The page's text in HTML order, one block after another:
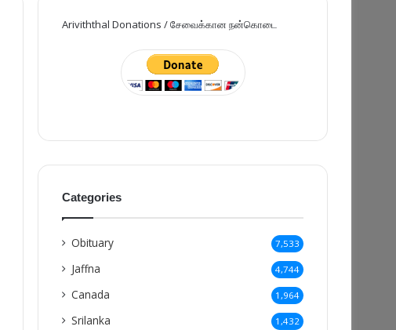
Ariviththal Donations / சேவைக்கான நன்கொடை
Categories
Obituary 7,533
Jaffna 4,744
Canada 1,964
Srilanka 1,432